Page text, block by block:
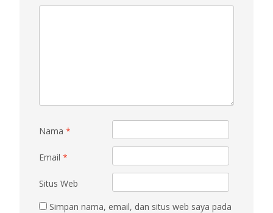
Nama *
Email *
Situs Web
Simpan nama, email, dan situs web saya pada